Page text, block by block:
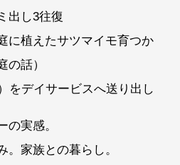
出し3往復
に植えたサツマイモ育つか
の話）
をデイサービスへ送り出し
の実感。
。家族との暮らし。